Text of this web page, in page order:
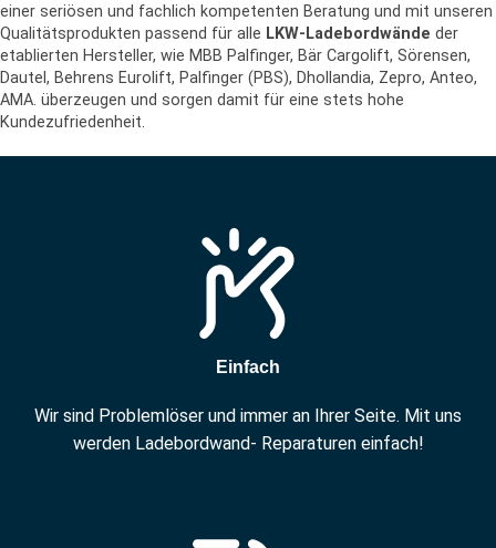
einer seriösen und fachlich kompetenten Beratung und mit unseren
Qualitätsprodukten passend für alle LKW-Ladebordwände der
etablierten Hersteller, wie MBB Palfinger, Bär Cargolift, Sörensen,
Dautel, Behrens Eurolift, Palfinger (PBS), Dhollandia, Zepro, Anteo,
AMA. überzeugen und sorgen damit für eine stets hohe
Kundezufriedenheit.
Einfach
Wir sind Problemlöser und immer an Ihrer Seite. Mit uns
werden Ladebordwand- Reparaturen einfach!